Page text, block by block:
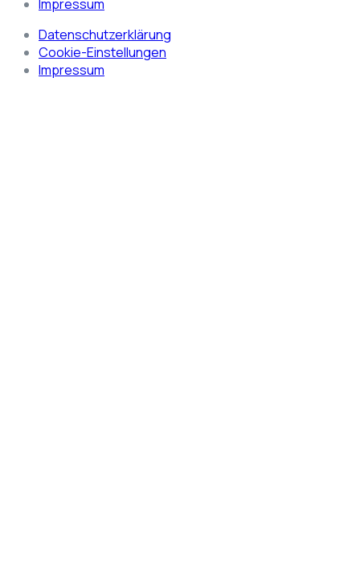
Impressum
Datenschutzerklärung
Cookie-Einstellungen
Impressum